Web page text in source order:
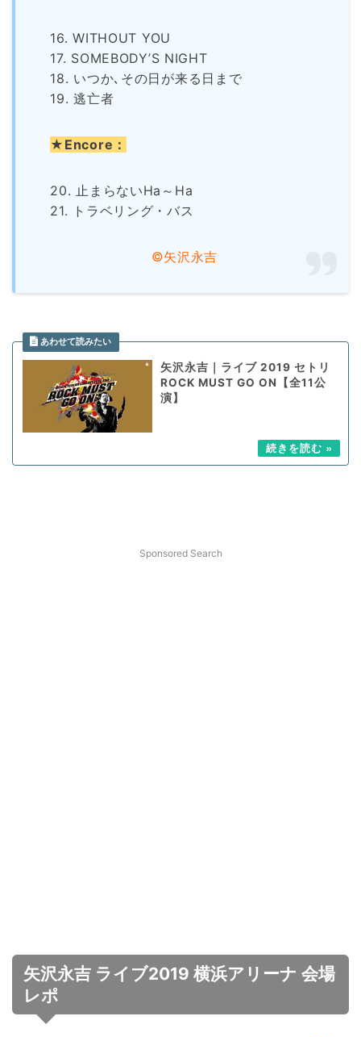
16. WITHOUT YOU
17. SOMEBODY’S NIGHT
18. いつか､その日が来る日まで
19. 逃亡者
★Encore：
20. 止まらないHa～Ha
21. トラベリング・バス
©矢沢永吉
矢沢永吉｜ライブ 2019 セトリ
ROCK MUST GO ON【全11公
演】
Sponsored Search
矢沢永吉 ライブ2019 横浜アリーナ 会場
レポ